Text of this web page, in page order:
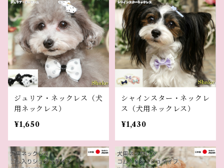
ジュリア・ネックレス（犬
用ネックレス）
¥1,650
シャインスター・ネックレ
ス（犬用ネックレス）
¥1,430